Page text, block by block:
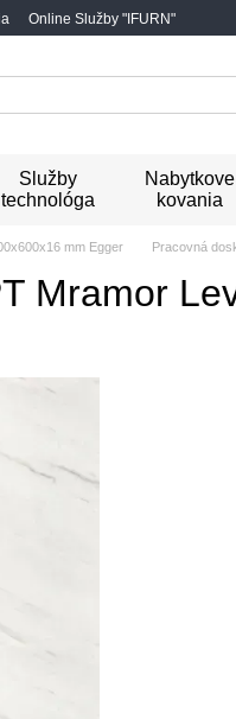
Online Služby "IFURN"
Služby
technológa
Nabytkove
kovania
mm Egger Pracovná
Mramor